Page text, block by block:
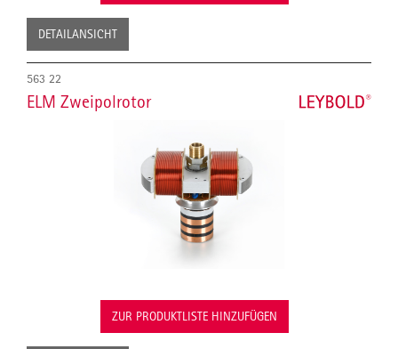
DETAILANSICHT
563 22
ELM Zweipolrotor
ZUR PRODUKTLISTE HINZUFÜGEN